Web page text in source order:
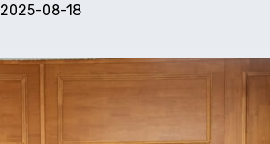
2025-08-18